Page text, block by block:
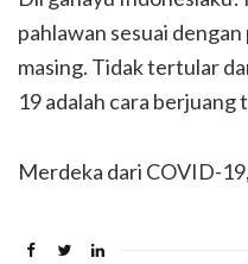
pahlawan sesuai
masing. Tidak tertular
19 adalah cara berjuang
Merdeka dari COVID-